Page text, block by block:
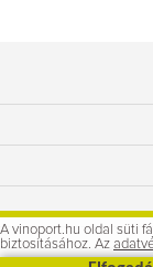
A vinoport.hu oldal süti
biztosításához. Az